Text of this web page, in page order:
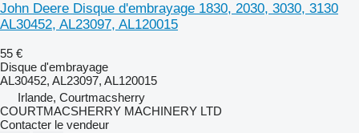
John Deere Disque d'embrayage 1830, 2030, 3030, 3130
AL30452, AL23097, AL120015
55 €
Disque d'embrayage
AL30452, AL23097, AL120015
Irlande, Courtmacsherry
COURTMACSHERRY MACHINERY LTD
Contacter le vendeur